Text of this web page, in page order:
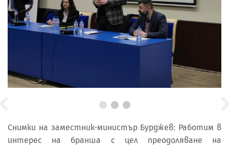
Снимки на заместник-министър Бурджев: Работим в
интерес на бранша с цел преодоляване на